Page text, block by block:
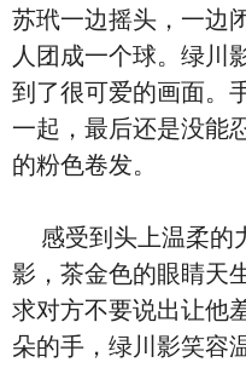
苏玳一边摇头，一边
人团成一个球。绿川
到了很可爱的画面。
一起，最后还是没能
的粉色卷发。
感受到头上温柔的
影，茶金色的眼睛天
求对方不要说出让他
朵的手，绿川影笑容